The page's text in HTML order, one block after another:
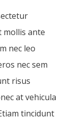
mollis ante
nec leo
nec sem
risus
at vehicula
tincidunt